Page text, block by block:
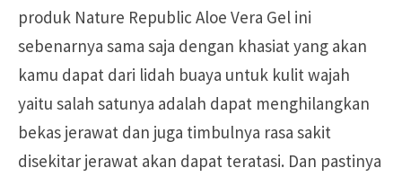
produk Nature Republic Aloe Vera Gel ini
sebenarnya sama saja dengan khasiat yang akan
kamu dapat dari lidah buaya untuk kulit wajah
yaitu salah satunya adalah dapat menghilangkan
bekas jerawat dan juga timbulnya rasa sakit
disekitar jerawat akan dapat teratasi. Dan pastinya